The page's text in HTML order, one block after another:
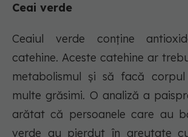
Ceai verde
Ceaiul verde conține
catehine. Aceste catehine ar
metabolismul și să facă
multe grăsimi. O analiză a
arătat că persoanele care au
verde au pierdut în greutate